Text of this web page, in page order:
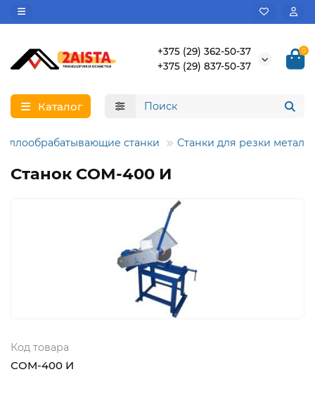
+375 (29) 362-50-37
+375 (29) 837-50-37
0
Каталог
станки Станки для резки
Станок СОМ-400 И
Код товара
СОМ-400 И